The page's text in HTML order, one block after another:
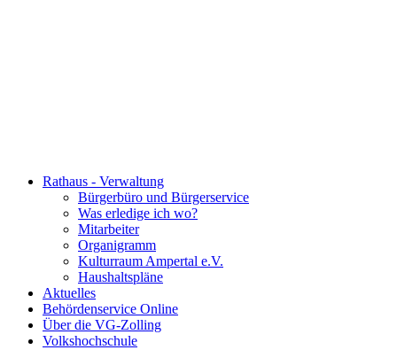
Rathaus - Verwaltung
Bürgerbüro und Bürgerservice
Was erledige ich wo?
Mitarbeiter
Organigramm
Kulturraum Ampertal e.V.
Haushaltspläne
Aktuelles
Behördenservice Online
Über die VG-Zolling
Volkshochschule